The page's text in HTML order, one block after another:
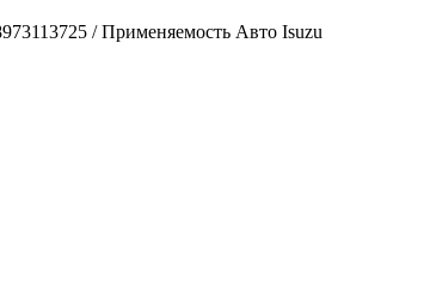
/ Применяемость Авто Isuzu